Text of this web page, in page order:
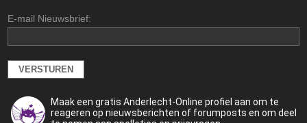
E-mail Nieuwsbrief:
Maak een gratis Anderlecht-Online profiel aan om te
reageren op nieuwsberichten of forumposts en om deel